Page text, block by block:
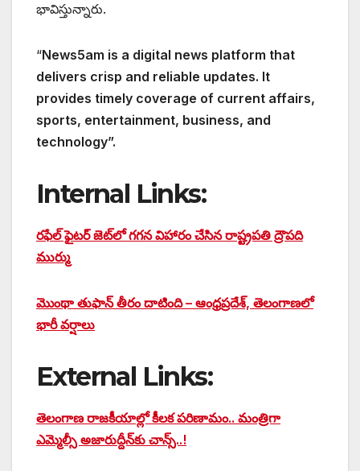
భావిస్తున్నారు.
“News5am is a digital news platform that
delivers crisp and reliable updates. It
provides timely coverage of current affairs,
sports, entertainment, business, and
technology”.
Internal Links:
రఫేల్‌ ఫైటర్‌ జెట్‌లో గగన విహారం చేసిన రాష్ట్రపతి ద్రౌపది
ముర్ము
మొంథా తుఫాన్ తీరం దాటింది – ఆంధ్రప్రదేశ్, తెలంగాణలో
భారీ వర్షాలు
External Links:
తెలంగాణ రాజకీయాల్లో కీలక పరిణామం.. మంత్రిగా
ఎమ్మెల్సీ అజారుద్దీన్‌‌కు చాన్స్..!